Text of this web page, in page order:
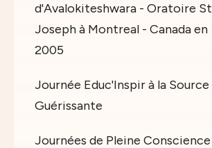
d'Avalokiteshwara - Oratoire St
Joseph à Montreal - Canada en
2005
Journée Educ'Inspir à la Source
Guérissante
Journées de Pleine Conscience